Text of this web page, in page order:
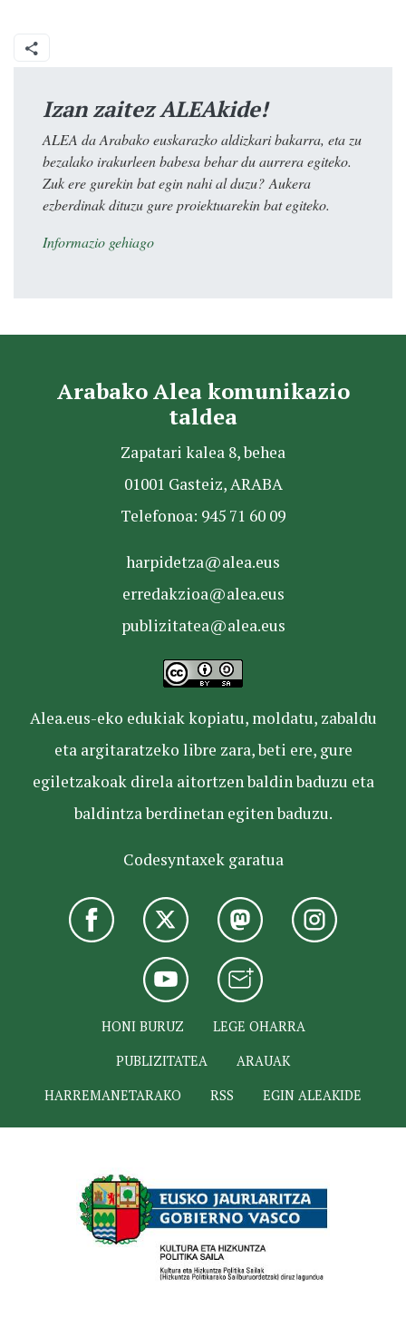
Izan zaitez ALEAkide!
ALEA da Arabako euskarazko aldizkari bakarra, eta zu
bezalako irakurleen babesa behar du aurrera egiteko.
Zuk ere gurekin bat egin nahi al duzu? Aukera
ezberdinak dituzu gure proiektuarekin bat egiteko.
Informazio gehiago
Arabako Alea komunikazio
taldea
Zapatari kalea 8, behea
01001 Gasteiz, ARABA
Telefonoa: 945 71 60 09
harpidetza@alea.eus
erredakzioa@alea.eus
publizitatea@alea.eus
Alea.eus-eko edukiak kopiatu, moldatu, zabaldu
eta argitaratzeko libre zara, beti ere, gure
egiletzakoak direla aitortzen baldin baduzu eta
baldintza berdinetan egiten baduzu.
Codesyntaxek garatua
HONI BURUZ
LEGE OHARRA
PUBLIZITATEA
ARAUAK
HARREMANETARAKO
RSS EGIN ALEAKIDE